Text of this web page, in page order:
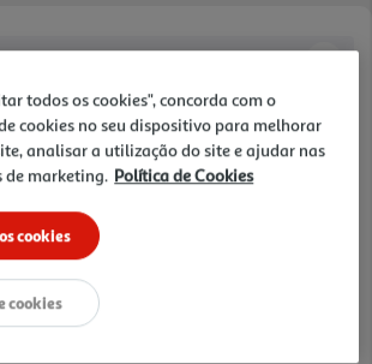
água, açúcar e antioxidante (ácido
médios por 100 ml: Energia: 221 kJ / 52 kcal;
saturados: 0 g; hidratos de carbono: 12,2 g,
g; proteínas: 0,4 g; sal: 0,01 g
todos os cookies", concorda com o
cookies no seu dispositivo para melhorar
analisar a utilização do site e ajudar nas
de marketing. Política de Cookies
cookies
cookies